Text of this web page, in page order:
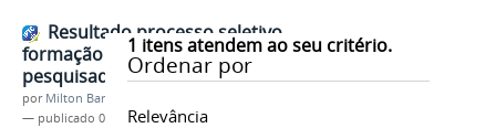
1 itens atendem ao seu critério.
Ordenar por
Relevância
Resultado processo seletivo
formação de cadastro professor
pesquisador bolsista
por Milton Barros
— publicado 04/08/2015—última modificação